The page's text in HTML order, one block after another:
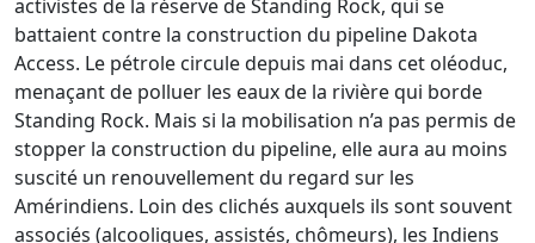
activistes de la réserve de Standing Rock, qui se
battaient contre la construction du pipeline Dakota
Access. Le pétrole circule depuis mai dans cet oléoduc,
menaçant de polluer les eaux de la rivière qui borde
Standing Rock. Mais si la mobilisation n’a pas permis de
stopper la construction du pipeline, elle aura au moins
suscité un renouvellement du regard sur les
Amérindiens. Loin des clichés auxquels ils sont souvent
associés (alcooliques, assistés, chômeurs), les Indiens